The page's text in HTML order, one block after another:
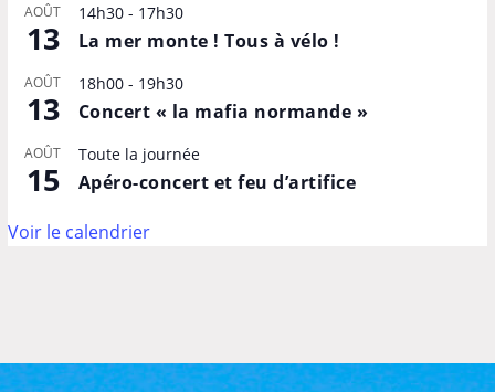
AOÛT
13
14h30- 17h30
La mer monte ! Tous à vélo !
AOÛT
13
18h00- 19h30
Concert « la mafia normande »
AOÛT
15
Toute la journée
Apéro-concert et feu d’artifice
Voir le calendrier